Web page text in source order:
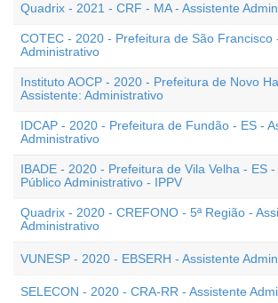
Quadrix - 2021 - CRF - MA - Assistente
COTEC - 2020 - Prefeitura de São Francisco
Administrativo
Instituto AOCP - 2020 - Prefeitura de Novo
Assistente: Administrativo
IDCAP - 2020 - Prefeitura de Fundão - ES -
Administrativo
IBADE - 2020 - Prefeitura de Vila Velha - ES -
Público Administrativo - IPPV
Quadrix - 2020 - CREFONO - 5ª Região -
Administrativo
VUNESP - 2020 - EBSERH - Assistente
SELECON - 2020 - CRA-RR - Assistente